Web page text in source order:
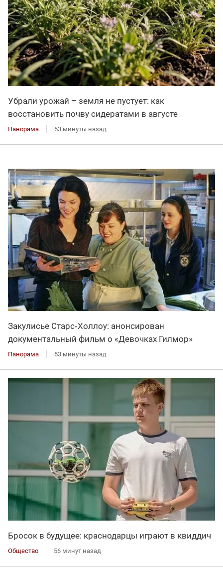
Убрали урожай – земля не пустует: как
восстановить почву сидератами в августе
Панорама 53 минуты назад
Закулисье Старс‑Холлоу: анонсирован
документальный фильм о «Девочках Гилмор»
Панорама 53 минуты назад
Бросок в будущее: краснодарцы играют в квиддич
Общество 56 минут назад